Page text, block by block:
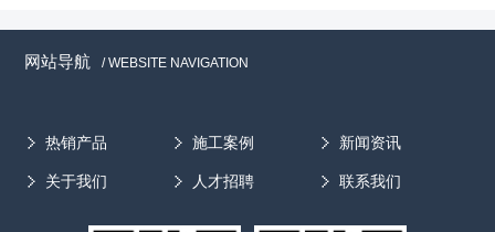
网站导航 / WEBSITE NAVIGATION
热销产品 施工案例 新闻资讯
关于我们 人才招聘 联系我们